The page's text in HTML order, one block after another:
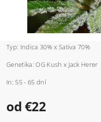
Typ: Indica 30% x Sativa 70%
Genetika:OG Kush x Jack Herer
In: 55 - 65 dní
od €22